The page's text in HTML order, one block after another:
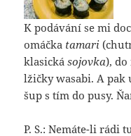
K podávání se mi
omáčka tamari
klasickásojovka),
lžičky wasabi. A pak
šup s tím do pusy.
P. S.: Nemáte-li rádi